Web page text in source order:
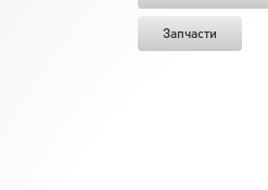
Запчасти